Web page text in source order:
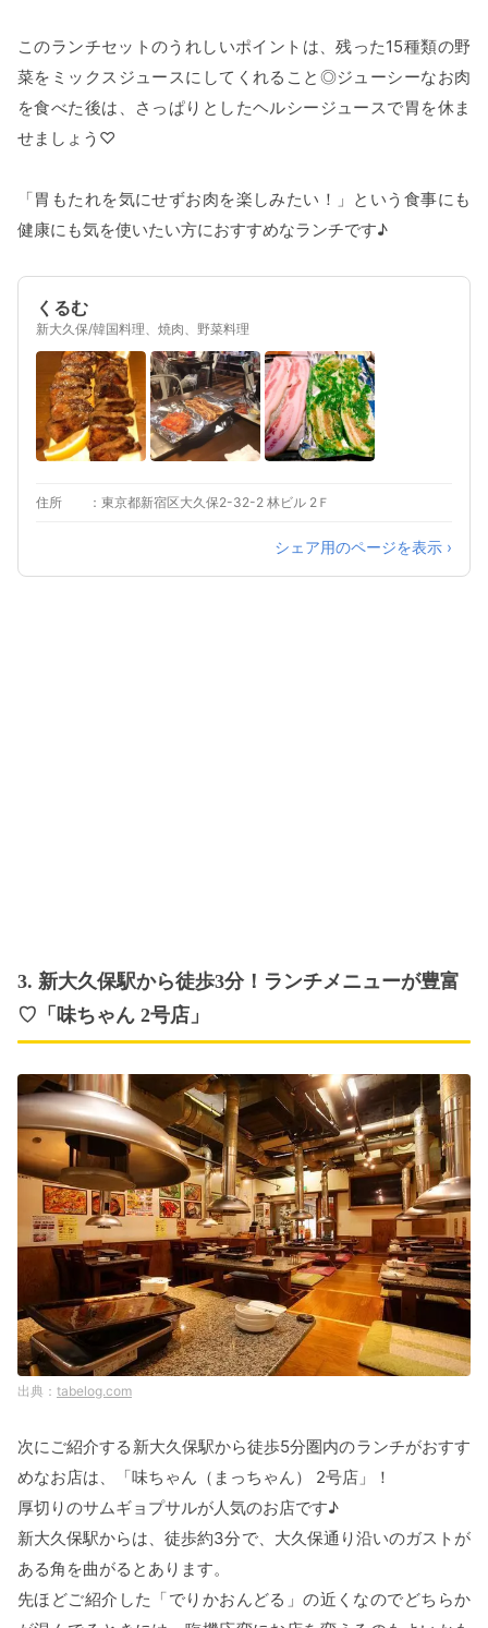
このランチセットのうれしいポイントは、残った15種類の野
菜をミックスジュースにしてくれること◎ジューシーなお肉
を食べた後は、さっぱりとしたヘルシージュースで胃を休ま
せましょう♡
「胃もたれを気にせずお肉を楽しみたい！」という食事にも
健康にも気を使いたい方におすすめなランチです♪
くるむ
新大久保/韓国料理、焼肉、野菜料理
住所 東京都新宿区大久保2-32-2 林ビル 2Ｆ
シェア用のページを表示 ›
3. 新大久保駅から徒歩3分！ランチメニューが豊富
♡「味ちゃん 2号店」
tabelog.com
次にご紹介する新大久保駅から徒歩5分圏内のランチがおすす
めなお店は、「味ちゃん（まっちゃん） 2号店」！
厚切りのサムギョプサルが人気のお店です♪
新大久保駅からは、徒歩約3分で、大久保通り沿いのガストが
ある角を曲がるとあります。
先ほどご紹介した「でりかおんどる」の近くなのでどちらか